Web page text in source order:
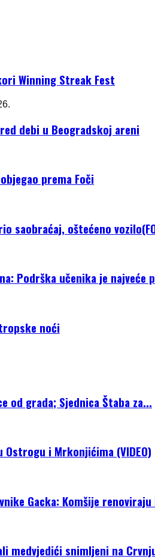
Winning Streak Fest
debi u Beogradskoj areni
prema Foči
saobraćaj, oštećeno
Podrška učenika je najveće
noći
od grada; Sjednica Štaba za...
i Mrkonjićima (VIDEO)
Gacka: Komšije
medvjedići snimljeni na